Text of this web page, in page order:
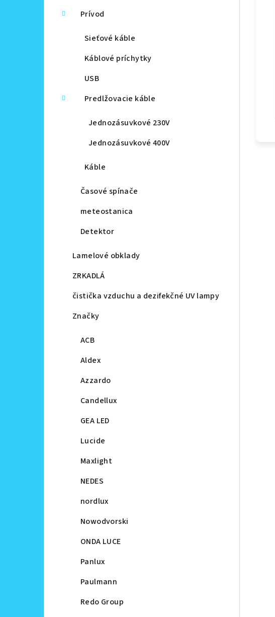
Prívod
Sieťové káble
Káblové príchytky
USB
Predlžovacie káble
Jednozásuvkové 230V
Jednozásuvkové 400V
Káble
Časové spínače
meteostanica
Detektor
Lamelové obklady
ZRKADLÁ
čistička vzduchu a dezifekčné UV lampy
Značky
ACB
Aldex
Azzardo
Candellux
GEA LED
Lucide
Maxlight
NEDES
nordlux
Nowodvorski
ONDA LUCE
Panlux
Paulmann
Redo Group